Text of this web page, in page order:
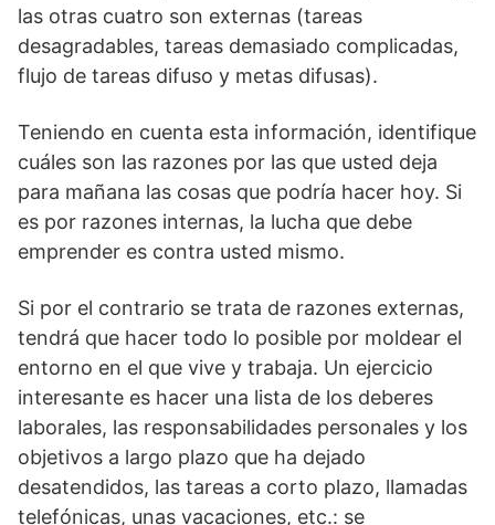
las otras cuatro son externas (tareas
desagradables, tareas demasiado complicadas,
flujo de tareas difuso y metas difusas).
Teniendo en cuenta esta información, identifique
cuáles son las razones por las que usted deja
para mañana las cosas que podría hacer hoy. Si
es por razones internas, la lucha que debe
emprender es contra usted mismo.
Si por el contrario se trata de razones externas,
tendrá que hacer todo lo posible por moldear el
entorno en el que vive y trabaja. Un ejercicio
interesante es hacer una lista de los deberes
laborales, las responsabilidades personales y los
objetivos a largo plazo que ha dejado
desatendidos, las tareas a corto plazo, llamadas
telefónicas, unas vacaciones, etc.: se